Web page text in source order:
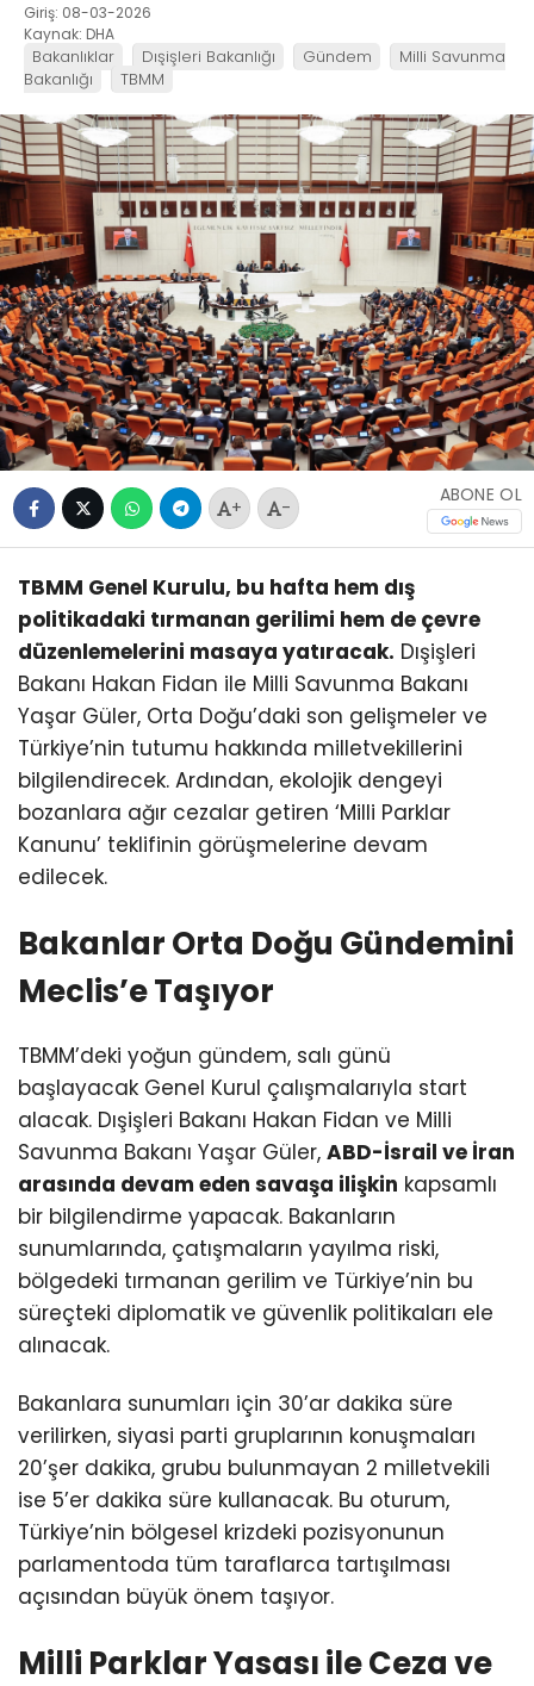
Giriş: 08-03-2026
Kaynak: DHA
Bakanlıklar Dışişleri Bakanlığı Gündem
Milli Savunma
Bakanlığı
TBMM
+ -
ABONE OL
TBMM Genel Kurulu, bu hafta hem dış
politikadaki tırmanan gerilimi hem de çevre
düzenlemelerini masaya yatıracak. Dışişleri
Bakanı Hakan Fidan ile Milli Savunma Bakanı
Yaşar Güler, Orta Doğu’daki son gelişmeler ve
Türkiye’nin tutumu hakkında milletvekillerini
bilgilendirecek. Ardından, ekolojik dengeyi
bozanlara ağır cezalar getiren ‘Milli Parklar
Kanunu’ teklifinin görüşmelerine devam
edilecek.
Bakanlar Orta Doğu Gündemini
Meclis’e Taşıyor
TBMM’deki yoğun gündem, salı günü
başlayacak Genel Kurul çalışmalarıyla start
alacak. Dışişleri Bakanı Hakan Fidan ve Milli
Savunma Bakanı Yaşar Güler, ABD-İsrail ve İran
arasında devam eden savaşa ilişkin kapsamlı
bir bilgilendirme yapacak. Bakanların
sunumlarında, çatışmaların yayılma riski,
bölgedeki tırmanan gerilim ve Türkiye’nin bu
süreçteki diplomatik ve güvenlik politikaları ele
alınacak.
Bakanlara sunumları için 30’ar dakika süre
verilirken, siyasi parti gruplarının konuşmaları
20’şer dakika, grubu bulunmayan 2 milletvekili
ise 5’er dakika süre kullanacak. Bu oturum,
Türkiye’nin bölgesel krizdeki pozisyonunun
parlamentoda tüm taraflarca tartışılması
açısından büyük önem taşıyor.
Milli Parklar Yasası ile Ceza ve